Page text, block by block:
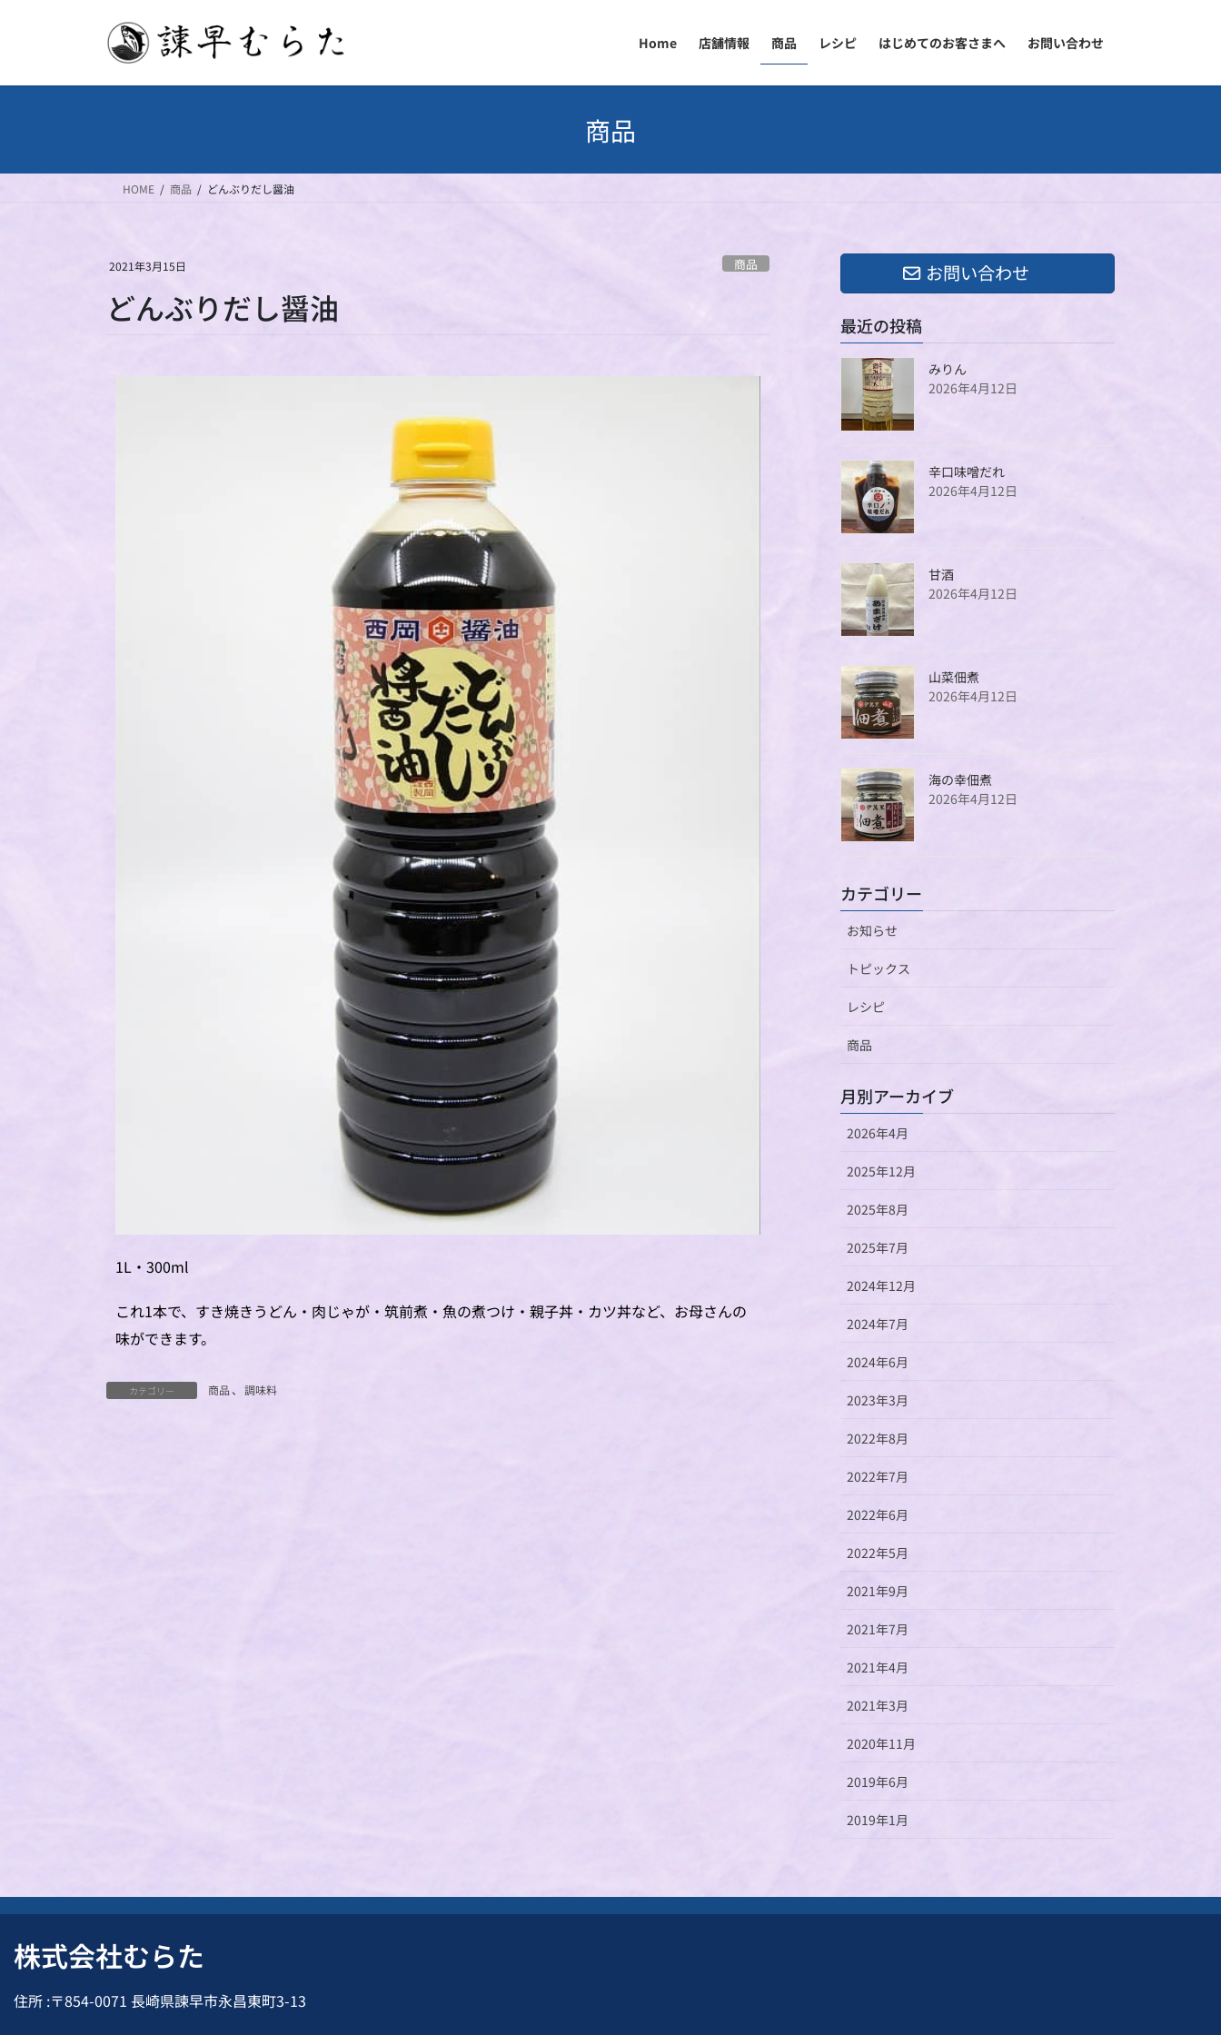
Home 店舗情報 商品 レシピ はじめてのお客さまへ お問い合わせ
商品
HOME 商品 どんぶりだし醤油
2021年3月15日 商品
どんぶりだし醤油
1L・300ml
これ1本で、すき焼きうどん・肉じゃが・筑前煮・魚の煮つけ・親子丼・カツ丼など、お母さんの
味ができます。
カテゴリー 商品 、 調味料
お問い合わせ
最近の投稿
みりん
2026年4月12日
辛口味噌だれ
2026年4月12日
甘酒
2026年4月12日
山菜佃煮
2026年4月12日
海の幸佃煮
2026年4月12日
カテゴリー
お知らせ
トピックス
レシピ
商品
月別アーカイブ
2026年4月
2025年12月
2025年8月
2025年7月
2024年12月
2024年7月
2024年6月
2023年3月
2022年8月
2022年7月
2022年6月
2022年5月
2021年9月
2021年7月
2021年4月
2021年3月
2020年11月
2019年6月
2019年1月
株式会社むらた
住所 :〒854-0071 長崎県諫早市永昌東町3-13